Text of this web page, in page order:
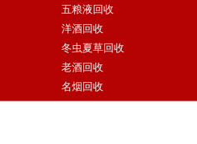
五粮液回收
洋酒回收
冬虫夏草回收
老酒回收
名烟回收